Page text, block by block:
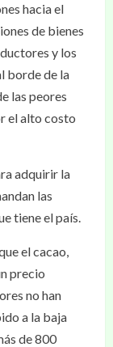
hacia el
de bienes
y los
borde de la
las peores
el alto costo
adquirir la
las
tiene el país.
el cacao,
precio
no han
a la baja
de 800